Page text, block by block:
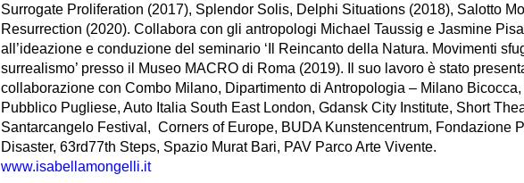
Surrogate Proliferation (2017), Splendor Solis, Delphi Situations (2018), Salotto
Resurrection (2020). Collabora con gli antropologi Michael Taussig e Jasmine
all’ideazione e conduzione del seminario ‘Il Reincanto della Natura. Movimenti
surrealismo’ presso il Museo MACRO di Roma (2019). Il suo lavoro è stato
collaborazione con Combo Milano, Dipartimento di Antropologia – Milano
Pubblico Pugliese, Auto Italia South East London, Gdansk City Institute, Short
Santarcangelo Festival, Corners of Europe, BUDA Kunstencentrum, Fondazione
Disaster, 63rd77th Steps, Spazio Murat Bari, PAV Parco Arte Vivente.
www.isabellamongelli.it